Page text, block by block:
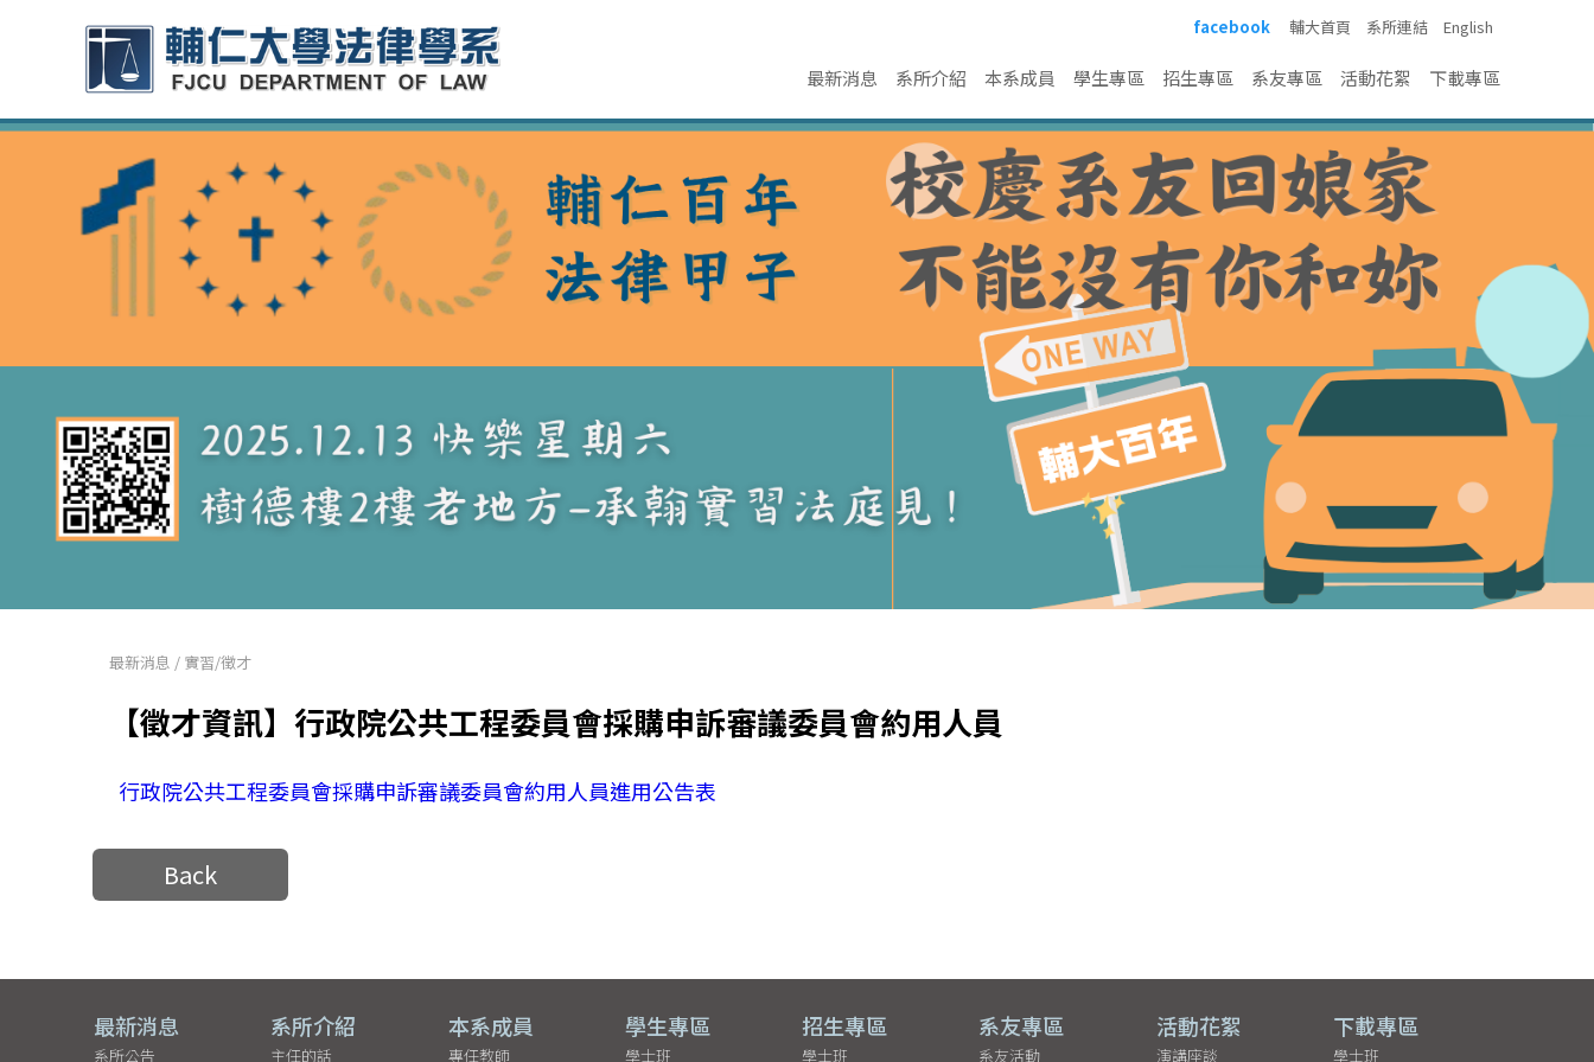
facebook 輔大首頁 系所連結 English
最新消息 系所介紹 本系成員 學生專區 招生專區 系友專區 活動花絮 下載專區
最新消息 / 實習/徵才
【徵才資訊】行政院公共工程委員會採購申訴審議委員會約用人員
行政院公共工程委員會採購申訴審議委員會約用人員進用公告表
Back
最新消息
系所公告
系所介紹
主任的話
本系成員
專任教師
學生專區
學士班
招生專區
學士班
系友專區
系友活動
活動花絮
演講座談
下載專區
學士班